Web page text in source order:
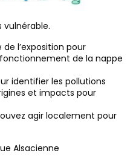
vulnérable.
l’exposition pour
de la nappe
identifier les pollutions
et impacts pour
agir localement pour
Alsacienne